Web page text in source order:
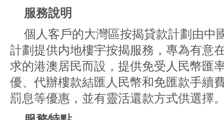
服務說明
個人客戶的大灣區按揭貸款計劃由中
計劃提供内地樓宇按揭服務，專為有意
求的港澳居民而設，提供免受人民幣匯
優、代辦樓款結匯人民幣和免匯款手續
罰息等優惠，並有靈活還款方式供選擇